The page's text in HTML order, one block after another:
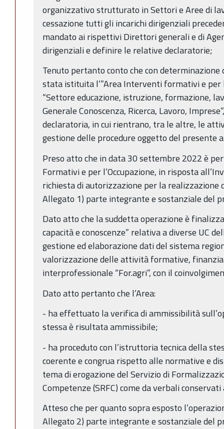
organizzativo strutturato in Settori e Aree di
cessazione tutti gli incarichi dirigenziali
mandato ai rispettivi Direttori generali e di
dirigenziali e definire le relative declaratorie;
Tenuto pertanto conto che con
stata istituita l’”Area Interventi formativi e per
“Settore educazione, istruzione, formazione,
Generale Conoscenza, Ricerca, Lavoro,
declaratoria, in cui rientrano, tra le altre, le
gestione delle procedure oggetto del presente
Preso atto che in data 30 settembre 2022 è
Formativi e per l’Occupazione, in risposta
richiesta di autorizzazione per la realizzazione
Allegato 1) parte integrante e sostanziale del
Dato atto che la suddetta operazione è
capacità e conoscenze” relativa a diverse UC
gestione ed elaborazione dati del sistema
valorizzazione delle attività formative,
interprofessionale “For.agri”, con il
Dato atto pertanto che l’Area:
- ha effettuato la verifica di ammissibilità
stessa è risultata ammissibile;
- ha proceduto con l’istruttoria tecnica della
coerente e congrua rispetto alle normative e
tema di erogazione del Servizio di
Competenze (SRFC) come da verbali
Atteso che per quanto sopra esposto
Allegato 2) parte integrante e sostanziale del